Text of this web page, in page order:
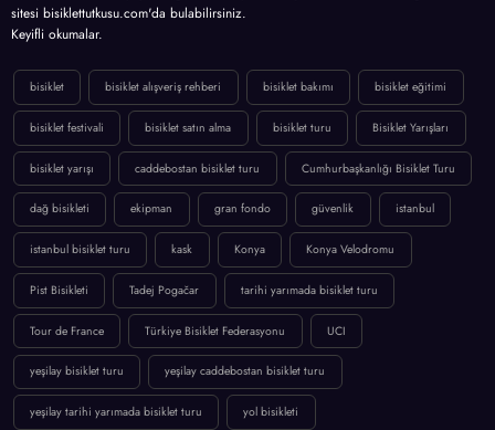
sitesi bisiklettutkusu.com'da bulabilirsiniz.
Keyifli okumalar.
bisiklet bisiklet alışveriş rehberi bisiklet bakımı bisiklet eğitimi
bisiklet festivali bisiklet satın alma bisiklet turu Bisiklet Yarışları
bisiklet yarışı caddebostan bisiklet turu Cumhurbaşkanlığı Bisiklet Turu
dağ bisikleti ekipman gran fondo güvenlik istanbul
istanbul bisiklet turu kask Konya Konya Velodromu
Pist Bisikleti Tadej Pogačar tarihi yarımada bisiklet turu
Tour de France Türkiye Bisiklet Federasyonu UCI
yeşilay bisiklet turu yeşilay caddebostan bisiklet turu
yeşilay tarihi yarımada bisiklet turu yol bisikleti